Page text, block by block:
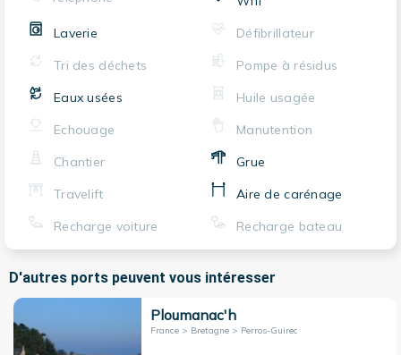
Laverie
Défibrillateur
Tri des déchets
Pompe à résidus
Eaux usées
Huile usagée
Echouage
Manutention
Chantier
Grue
Travelift
Aire de carénage
Recharge voiture
Recharge bateau
D'autres ports peuvent vous intéresser
Ploumanac'h
France > Bretagne > Perros-Guirec